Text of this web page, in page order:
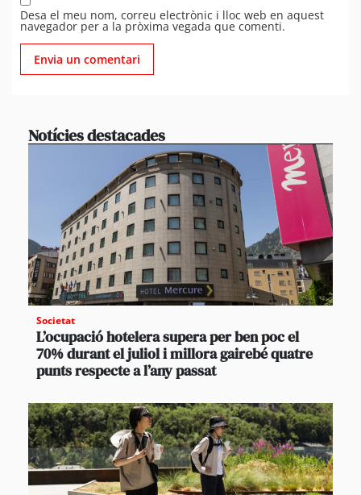
Desa el meu nom, correu electrònic i lloc web en aquest
navegador per a la pròxima vegada que comenti.
Notícies destacades
Societat
L’ocupació hotelera supera per ben poc el
70% durant el juliol i millora gairebé quatre
punts respecte a l’any passat